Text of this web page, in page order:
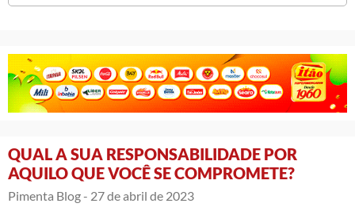
QUAL A SUA RESPONSABILIDADE POR
AQUILO QUE VOCÊ SE COMPROMETE?
Pimenta Blog - 27 de abril de 2023